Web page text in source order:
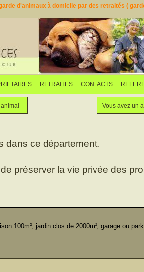
d'animaux à domicile par des retraités (
garder votre animal
RETRAITES
Vous souhaitez garder un animal
CONTACTS
Vous avez un
dans ce département.
préserver la vie privée des
100m², jardin clos de 2000m², garage ou